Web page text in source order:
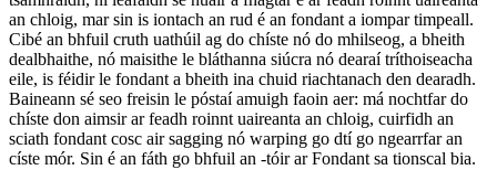
an chloig, mar sin is iontach an rud é an fondant a iompar timpeall.
Cibé an bhfuil cruth uathúil ag do chíste nó do mhilseog, a bheith
dealbhaithe, nó maisithe le bláthanna siúcra nó dearaí tríthoiseacha
eile, is féidir le fondant a bheith ina chuid riachtanach den dearadh.
Baineann sé seo freisin le póstaí amuigh faoin aer: má nochtfar do
chíste don aimsir ar feadh roinnt uaireanta an chloig, cuirfidh an
sciath fondant cosc ​​air sagging nó warping go dtí go ngearrfar an
císte mór. Sin é an fáth go bhfuil an -tóir ar Fondant sa tionscal bia.